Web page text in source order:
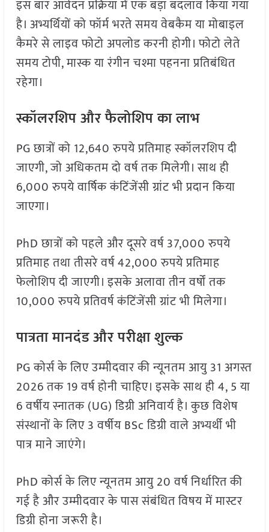
इस बार आवेदन प्रक्रिया में एक बड़ा बदलाव किया गया
है। अभ्यर्थियों को फॉर्म भरते समय वेबकैम या मोबाइल
कैमरे से लाइव फोटो अपलोड करनी होगी। फोटो लेते
समय टोपी, मास्क या रंगीन चश्मा पहनना प्रतिबंधित
रहेगा।
स्कॉलरशिप और फैलोशिप का लाभ
PG छात्रों को 12,640 रुपये प्रतिमाह स्कॉलरशिप दी
जाएगी, जो अधिकतम दो वर्ष तक मिलेगी। साथ ही
6,000 रुपये वार्षिक कंटिंजेंसी ग्रांट भी प्रदान किया
जाएगा।
PhD छात्रों को पहले और दूसरे वर्ष 37,000 रुपये
प्रतिमाह तथा तीसरे वर्ष 42,000 रुपये प्रतिमाह
फेलोशिप दी जाएगी। इसके अलावा तीन वर्षों तक
10,000 रुपये प्रतिवर्ष कंटिंजेंसी ग्रांट भी मिलेगा।
पात्रता मानदंड और परीक्षा शुल्क
PG कोर्स के लिए उम्मीदवार की न्यूनतम आयु 31 अगस्त
2026 तक 19 वर्ष होनी चाहिए। इसके साथ ही 4, 5 या
6 वर्षीय स्नातक (UG) डिग्री अनिवार्य है। कुछ विशेष
संस्थानों के लिए 3 वर्षीय BSc डिग्री वाले अभ्यर्थी भी
पात्र माने जाएंगे।
PhD कोर्स के लिए न्यूनतम आयु 20 वर्ष निर्धारित की
गई है और उम्मीदवार के पास संबंधित विषय में मास्टर
डिग्री होना जरूरी है।